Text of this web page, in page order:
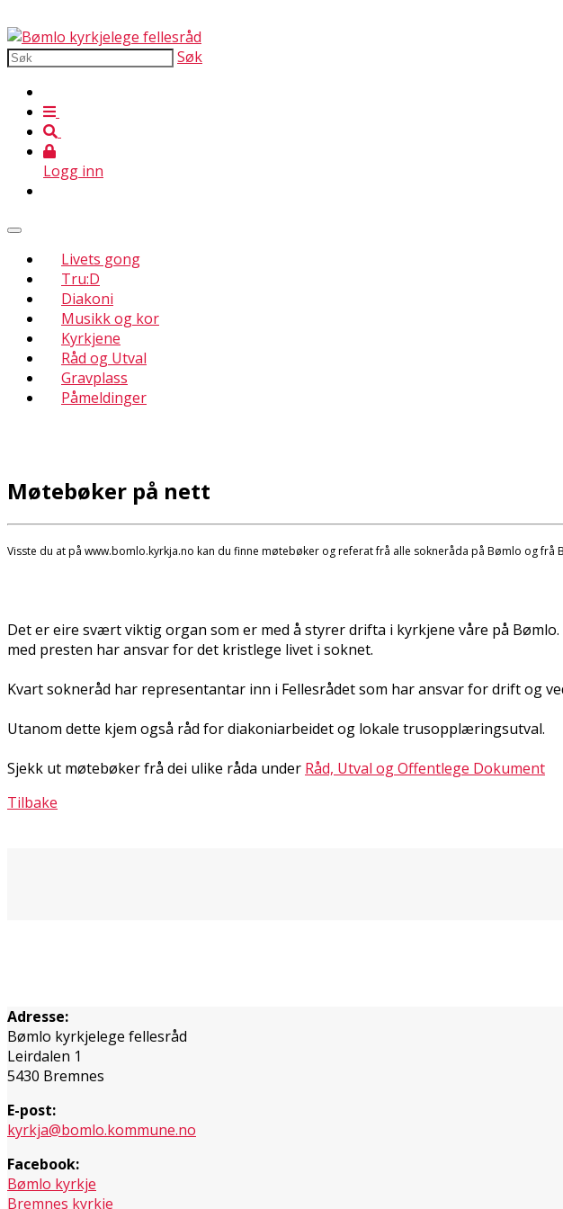
Søk
Logg inn
Livets gong
Tru:D
Diakoni
Musikk og kor
Kyrkjene
Råd og Utval
Gravplass
Påmeldinger
Møtebøker på nett
Visste du at på www.bomlo.kyrkja.no kan du finne møtebøker og referat frå alle sokneråda på Bømlo og frå
Det er fleire svært viktig organ som er med å styrer drifta i kyrkjene våre på
med presten har ansvar for det kristlege livet i soknet.
Kvart sokneråd har representantar inn i Fellesrådet som har ansvar for drift og
Utanom dette kjem også råd for diakoniarbeidet og lokale trusopplæringsutval.
Sjekk ut møtebøker frå dei ulike råda under Råd, Utval og Offentlege Dokument
Tilbake
Adresse:
Bømlo kyrkjelege fellesråd
Leirdalen 1
5430 Bremnes
E-post:
kyrkja@bomlo.kommune.no
Facebook:
Bømlo kyrkje
Bremnes kyrkje